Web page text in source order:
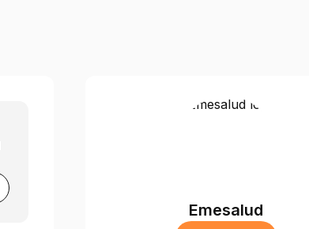
Emesalud